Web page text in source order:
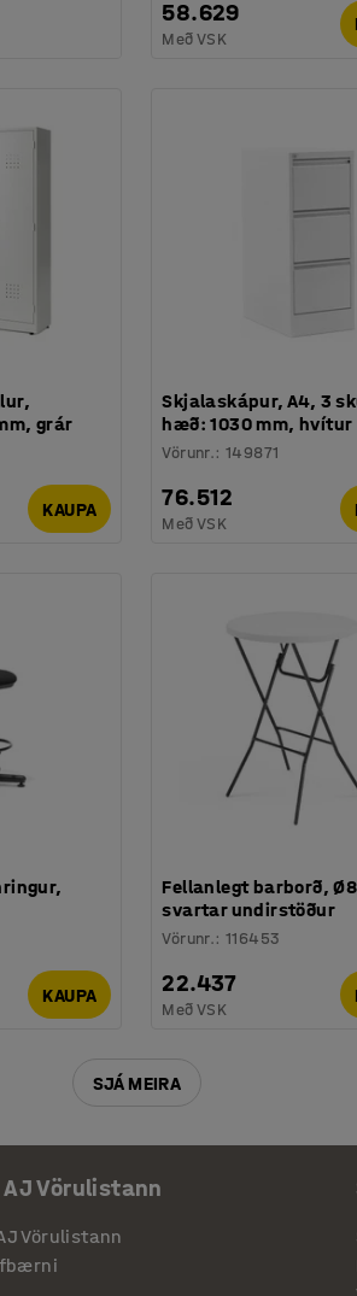
58.629
Með VSK
grár
KAUPA
Skjalaskápur, A4, 3
hæð: 1030 mm, hvítur
Vörunr.:149871
76.512
Með VSK
KAUPA
Fellanlegt barborð,
svartar undirstöður
Vörunr.:116453
22.437
Með VSK
SJÁ MEIRA
AJ Vörulistann
Vörulistann